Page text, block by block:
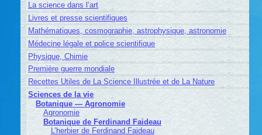
La science dans l’art
Livres et presse scientifiques
Mathématiques, cosmographie, astrophysique, astronomie
Médecine légale et police scientifique
Physique, Chimie
Première guerre mondiale
Recettes Utiles de La Science Illustrée et de La Nature
Sciences de la vie
Botanique — Agronomie
Agronomie
Botanique de Ferdinand Faideau
L’herbier de Ferdinand Faideau